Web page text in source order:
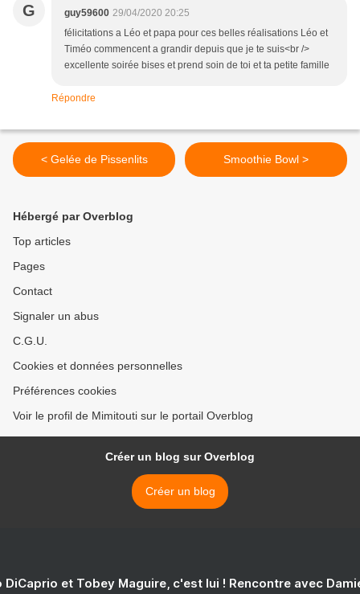
G guy59600 29/04/2020 20:25
félicitations a Léo et papa pour ces belles réalisations Léo et
Timéo commencent a grandir depuis que je te suis<br />
excellente soirée bises et prend soin de toi et ta petite famille
Répondre
< Gelée de Pissenlits Smoothie Bowl >
Hébergé par Overblog
Top articles
Pages
Contact
Signaler un abus
C.G.U.
Cookies et données personnelles
Préférences cookies
Voir le profil de Mimitouti sur le portail Overblog
Créer un blog sur Overblog
Créer un blog
DiCaprio et Tobey Maguire, c'est lui ! Rencontre avec